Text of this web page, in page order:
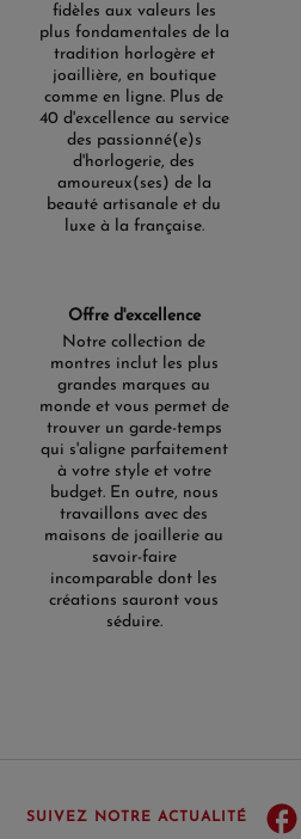
fidèles aux valeurs les
plus fondamentales de la
tradition horlogère et
joaillière, en boutique
comme en ligne. Plus de
40 d'excellence au service
des passionné(e)s
d'horlogerie, des
amoureux(ses) de la
beauté artisanale et du
luxe à la française.
Offre d'excellence
Notre collection de
montres inclut les plus
grandes marques au
monde et vous permet de
trouver un garde-temps
qui s'aligne parfaitement
à votre style et votre
budget. En outre, nous
travaillons avec des
maisons de joaillerie au
savoir-faire
incomparable dont les
créations sauront vous
séduire.
SUIVEZ NOTRE ACTUALITÉ